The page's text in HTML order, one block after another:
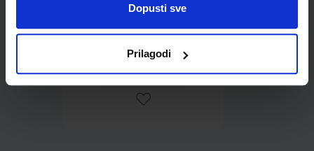
Dopusti sve
Prilagodi
0,85 €